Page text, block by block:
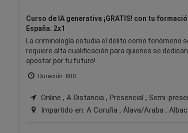
Curso de IA generativa ¡GRATIS! con tu
España. 2x1
La criminología estudia el delito como fenómeno
requiere alta cualificación para quienes se
apostar por tu futuro!
Duración: 800
Online , A Distancia , Presencial , Semi-
Impartido en: A Coruña , Álava/Araba ,